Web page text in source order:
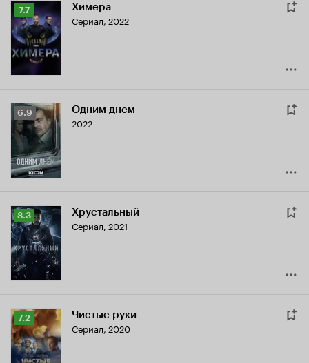
Рейтинг
Кинопоиска
7.7
7.7 Химера
Сериал, 2022
Рейтинг
Кинопоиска
6.9
6.9 Одним днем
2022
Рейтинг
Кинопоиска
8.3
8.3 Хрустальный
Сериал, 2021
Рейтинг
Кинопоиска
7.2
7.2 Чистые руки
Сериал, 2020